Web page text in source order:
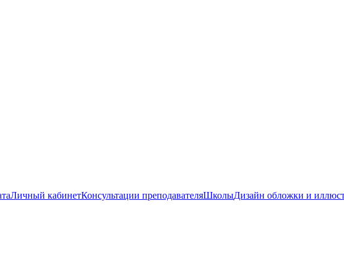
Личный кабинетКонсультации преподавателяШколыДизайн обложки и